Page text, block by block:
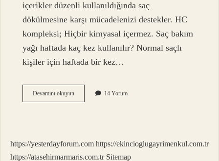
içerikler düzenli kullanıldığında saç
dökülmesine karşı mücadelenizi destekler. HC
kompleksi; Hiçbir kimyasal içermez. Saç bakım
yağı haftada kaç kez kullanılır? Normal saçlı
kişiler için haftada bir kez…
Devamını okuyunHc
Care
14 Yorum
https://yesterdayforum.com https://ekincioglugayrimenkul.com.tr
https://atasehirmarmaris.com.tr Sitemap